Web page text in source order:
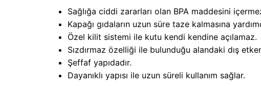
Sağlığa ciddi zararları olan BPA maddesini
Kapağı gıdaların uzun süre taze kalmasına
Özel kilit sistemi ile kutu kendi kendine açılamaz.
Sızdırmaz özelliği ile bulunduğu alandaki dış
Şeffaf yapıdadır.
Dayanıklı yapısı ile uzun süreli kullanım sağlar.